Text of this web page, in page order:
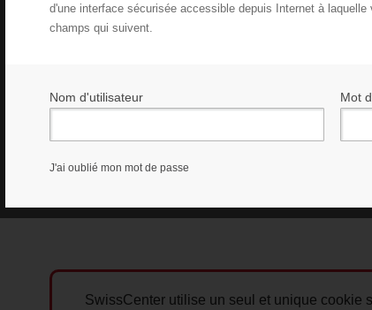
SwissCenter utilise un seul et unique cookie
d'une interface sécurisée accessible depuis Internet à
champs qui suivent.
Nom d'utilisateur Mot
J'ai oublié mon mot de passe